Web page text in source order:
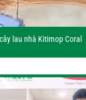
lau nhà Kitimop Coral